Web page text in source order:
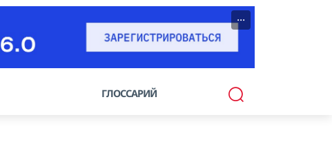
···
ГЛОССАРИЙ